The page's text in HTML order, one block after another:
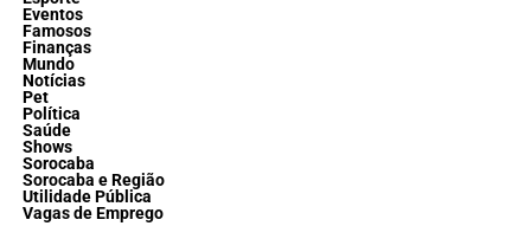
Eventos
Famosos
Finanças
Mundo
Notícias
Pet
Política
Saúde
Shows
Sorocaba
Sorocaba e Região
Utilidade Pública
Vagas de Emprego